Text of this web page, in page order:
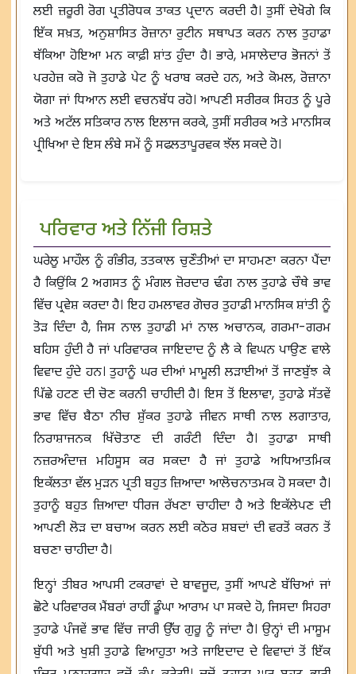
ਲਈ ਜ਼ਰੂਰੀ ਰੋਗ ਪ੍ਰਤੀਰੋਧਕ ਤਾਕਤ ਪ੍ਰਦਾਨ ਕਰਦੀ ਹੈ। ਤੁਸੀਂ ਦੇਖੋਗੇ ਕਿ
ਇੱਕ ਸਖ਼ਤ, ਅਨੁਸ਼ਾਸਿਤ ਰੋਜ਼ਾਨਾ ਰੁਟੀਨ ਸਥਾਪਤ ਕਰਨ ਨਾਲ ਤੁਹਾਡਾ
ਥੱਕਿਆ ਹੋਇਆ ਮਨ ਕਾਫ਼ੀ ਸ਼ਾਂਤ ਹੁੰਦਾ ਹੈ। ਭਾਰੇ, ਮਸਾਲੇਦਾਰ ਭੋਜਨਾਂ ਤੋਂ
ਪਰਹੇਜ਼ ਕਰੋ ਜੋ ਤੁਹਾਡੇ ਪੇਟ ਨੂੰ ਖਰਾਬ ਕਰਦੇ ਹਨ, ਅਤੇ ਕੋਮਲ, ਰੋਜ਼ਾਨਾ
ਯੋਗਾ ਜਾਂ ਧਿਆਨ ਲਈ ਵਚਨਬੱਧ ਰਹੋ। ਆਪਣੀ ਸਰੀਰਕ ਸਿਹਤ ਨੂੰ ਪੂਰੇ
ਅਤੇ ਅਟੱਲ ਸਤਿਕਾਰ ਨਾਲ ਇਲਾਜ ਕਰਕੇ, ਤੁਸੀਂ ਸਰੀਰਕ ਅਤੇ ਮਾਨਸਿਕ
ਪ੍ਰੀਖਿਆ ਦੇ ਇਸ ਲੰਬੇ ਸਮੇਂ ਨੂੰ ਸਫਲਤਾਪੂਰਵਕ ਝੱਲ ਸਕਦੇ ਹੋ।
ਪਰਿਵਾਰ ਅਤੇ ਨਿੱਜੀ ਰਿਸ਼ਤੇ
ਘਰੇਲੂ ਮਾਹੌਲ ਨੂੰ ਗੰਭੀਰ, ਤਤਕਾਲ ਚੁਣੌਤੀਆਂ ਦਾ ਸਾਹਮਣਾ ਕਰਨਾ ਪੈਂਦਾ
ਹੈ ਕਿਉਂਕਿ 2 ਅਗਸਤ ਨੂੰ ਮੰਗਲ ਜ਼ੋਰਦਾਰ ਢੰਗ ਨਾਲ ਤੁਹਾਡੇ ਚੌਥੇ ਭਾਵ
ਵਿੱਚ ਪ੍ਰਵੇਸ਼ ਕਰਦਾ ਹੈ। ਇਹ ਹਮਲਾਵਰ ਗੋਚਰ ਤੁਹਾਡੀ ਮਾਨਸਿਕ ਸ਼ਾਂਤੀ ਨੂੰ
ਤੋੜ ਦਿੰਦਾ ਹੈ, ਜਿਸ ਨਾਲ ਤੁਹਾਡੀ ਮਾਂ ਨਾਲ ਅਚਾਨਕ, ਗਰਮਾ-ਗਰਮ
ਬਹਿਸ ਹੁੰਦੀ ਹੈ ਜਾਂ ਪਰਿਵਾਰਕ ਜਾਇਦਾਦ ਨੂੰ ਲੈ ਕੇ ਵਿਘਨ ਪਾਉਣ ਵਾਲੇ
ਵਿਵਾਦ ਹੁੰਦੇ ਹਨ। ਤੁਹਾਨੂੰ ਘਰ ਦੀਆਂ ਮਾਮੂਲੀ ਲੜਾਈਆਂ ਤੋਂ ਜਾਣਬੁੱਝ ਕੇ
ਪਿੱਛੇ ਹਟਣ ਦੀ ਚੋਣ ਕਰਨੀ ਚਾਹੀਦੀ ਹੈ। ਇਸ ਤੋਂ ਇਲਾਵਾ, ਤੁਹਾਡੇ ਸੱਤਵੇਂ
ਭਾਵ ਵਿੱਚ ਬੈਠਾ ਨੀਚ ਸ਼ੁੱਕਰ ਤੁਹਾਡੇ ਜੀਵਨ ਸਾਥੀ ਨਾਲ ਲਗਾਤਾਰ,
ਨਿਰਾਸ਼ਾਜਨਕ ਖਿੱਚੋਤਾਣ ਦੀ ਗਰੰਟੀ ਦਿੰਦਾ ਹੈ। ਤੁਹਾਡਾ ਸਾਥੀ
ਨਜ਼ਰਅੰਦਾਜ਼ ਮਹਿਸੂਸ ਕਰ ਸਕਦਾ ਹੈ ਜਾਂ ਤੁਹਾਡੇ ਅਧਿਆਤਮਿਕ
ਇਕੱਲਤਾ ਵੱਲ ਮੁੜਨ ਪ੍ਰਤੀ ਬਹੁਤ ਜ਼ਿਆਦਾ ਆਲੋਚਨਾਤਮਕ ਹੋ ਸਕਦਾ ਹੈ।
ਤੁਹਾਨੂੰ ਬਹੁਤ ਜ਼ਿਆਦਾ ਧੀਰਜ ਰੱਖਣਾ ਚਾਹੀਦਾ ਹੈ ਅਤੇ ਇਕੱਲੇਪਣ ਦੀ
ਆਪਣੀ ਲੋੜ ਦਾ ਬਚਾਅ ਕਰਨ ਲਈ ਕਠੋਰ ਸ਼ਬਦਾਂ ਦੀ ਵਰਤੋਂ ਕਰਨ ਤੋਂ
ਬਚਣਾ ਚਾਹੀਦਾ ਹੈ।
ਇਨ੍ਹਾਂ ਤੀਬਰ ਆਪਸੀ ਟਕਰਾਵਾਂ ਦੇ ਬਾਵਜੂਦ, ਤੁਸੀਂ ਆਪਣੇ ਬੱਚਿਆਂ ਜਾਂ
ਛੋਟੇ ਪਰਿਵਾਰਕ ਮੈਂਬਰਾਂ ਰਾਹੀਂ ਡੂੰਘਾ ਆਰਾਮ ਪਾ ਸਕਦੇ ਹੋ, ਜਿਸਦਾ ਸਿਹਰਾ
ਤੁਹਾਡੇ ਪੰਜਵੇਂ ਭਾਵ ਵਿੱਚ ਜਾਰੀ ਉੱਚ ਗੁਰੂ ਨੂੰ ਜਾਂਦਾ ਹੈ। ਉਨ੍ਹਾਂ ਦੀ ਮਾਸੂਮ
ਬੁੱਧੀ ਅਤੇ ਖੁਸ਼ੀ ਤੁਹਾਡੇ ਵਿਆਹੁਤਾ ਅਤੇ ਜਾਇਦਾਦ ਦੇ ਵਿਵਾਦਾਂ ਤੋਂ ਇੱਕ